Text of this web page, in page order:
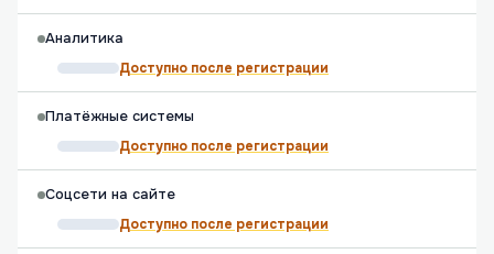
Аналитика
Доступно после регистрации
Платёжные системы
Доступно после регистрации
Соцсети на сайте
Доступно после регистрации